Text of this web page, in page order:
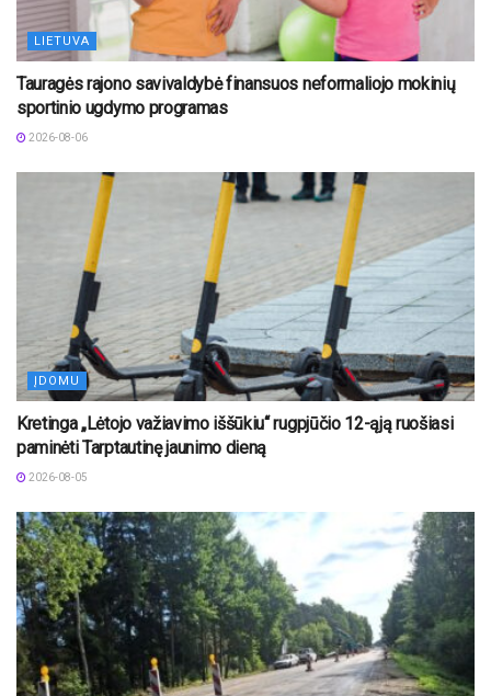
LIETUVA
Tauragės rajono savivaldybė finansuos neformaliojo mokinių
sportinio ugdymo programas
2026-08-06
ĮDOMU
Kretinga „Lėtojo važiavimo iššūkiu“ rugpjūčio 12-ąją ruošiasi
paminėti Tarptautinę jaunimo dieną
2026-08-05